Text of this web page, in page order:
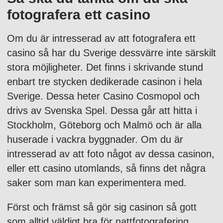
fotografera ett casino
Om du är intresserad av att fotografera ett
casino så har du Sverige dessvärre inte särskilt
stora möjligheter. Det finns i skrivande stund
enbart tre stycken dedikerade casinon i hela
Sverige. Dessa heter Casino Cosmopol och
drivs av Svenska Spel. Dessa går att hitta i
Stockholm, Göteborg och Malmö och är alla
huserade i vackra byggnader. Om du är
intresserad av att foto något av dessa casinon,
eller ett casino utomlands, så finns det några
saker som man kan experimentera med.
Först och främst så gör sig casinon så gott